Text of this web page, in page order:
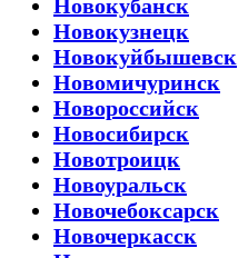
Новокубанск
Новокузнецк
Новокуйбышевск
Новомичуринск
Новороссийск
Новосибирск
Новотроицк
Новоуральск
Новочебоксарск
Новочеркасск